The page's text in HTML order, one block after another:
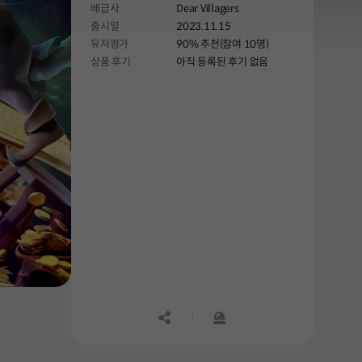
배급사
Dear Villagers
출시일
2023.11.15
유저평가
90% 추천(참여 10명)
상품 후기
아직 등록된 후기 없음
공유하기신고하기